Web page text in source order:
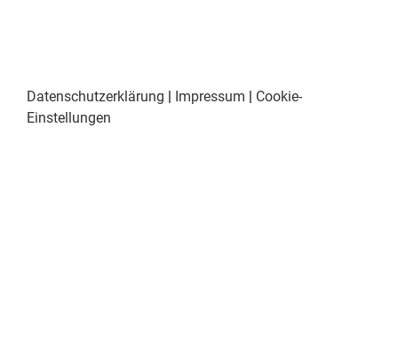
Datenschutzerklärung Impressum
Cookie-
Einstellungen